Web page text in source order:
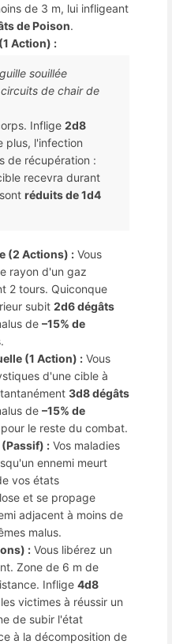
de 3 m, lui infligeant
de Poison.
Action) :
souillée
de chair de
Inflige 2d8
plus, l'infection
de récupération :
recevra durant
réduits de 1d4
(2 Actions) : Vous
rayon d'un gaz
2 tours. Quiconque
subit 2d6 dégâts
de –15% de
(1 Action) : Vous
d'une cible à
3d8 dégâts
de –15% de
le reste du combat.
(Passif) : Vos maladies
ennemi meurt
vos états
et se propage
adjacent à moins de
malus.
: Vous libérez un
Zone de 6 m de
Inflige 4d8
victimes à réussir un
de subir l'état
à la décomposition de